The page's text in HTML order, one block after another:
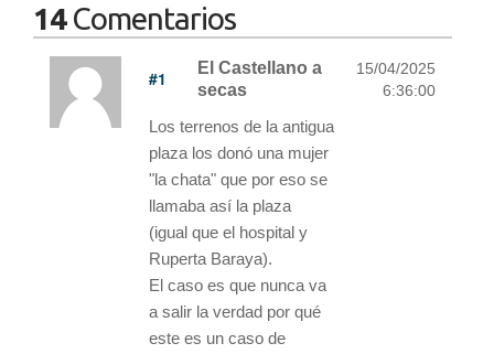
14Comentarios
#1
El Castellano a
secas
15/04/2025
6:36:00
Los terrenos de la antigua
plaza los donó una mujer
"la chata" que por eso se
llamaba así la plaza
(igual que el hospital y
Ruperta Baraya).
El caso es que nunca va
a salir la verdad por qué
este es un caso de